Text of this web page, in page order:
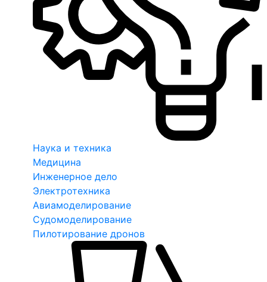
Наука и техника
Медицина
Инженерное дело
Электротехника
Авиамоделирование
Судомоделирование
Пилотирование дронов